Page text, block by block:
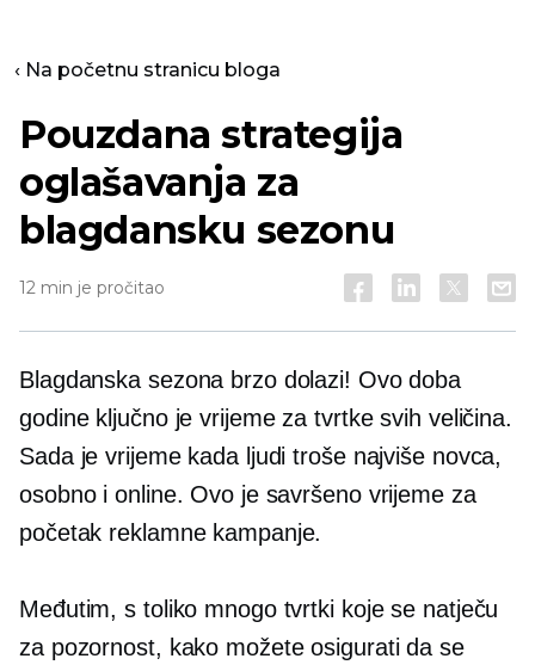
‹ Na početnu stranicu bloga
Pouzdana strategija
oglašavanja za
blagdansku sezonu
12 min je pročitao
Blagdanska sezona brzo dolazi! Ovo doba
godine ključno je vrijeme za tvrtke svih veličina.
Sada je vrijeme kada ljudi troše najviše novca,
osobno i online. Ovo je savršeno vrijeme za
početak reklamne kampanje.
Međutim, s toliko mnogo tvrtki koje se natječu
za pozornost, kako možete osigurati da se